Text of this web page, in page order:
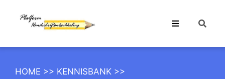
HOME >> KENNISBANK >>